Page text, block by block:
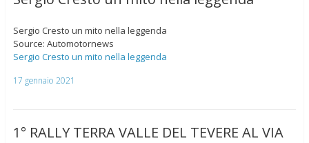
Sergio Cresto un mito nella leggenda
Source: Automotornews
Sergio Cresto un mito nella leggenda
17 gennaio 2021
1° RALLY TERRA VALLE DEL TEVERE AL VIA